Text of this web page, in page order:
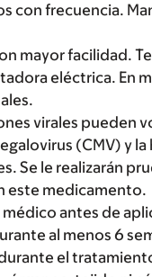
con frecuencia.
mayor facilidad.
eléctrica. En
virales pueden
(CMV) y
Se le realizarán
este medicamento.
antes de
al menos 6
el